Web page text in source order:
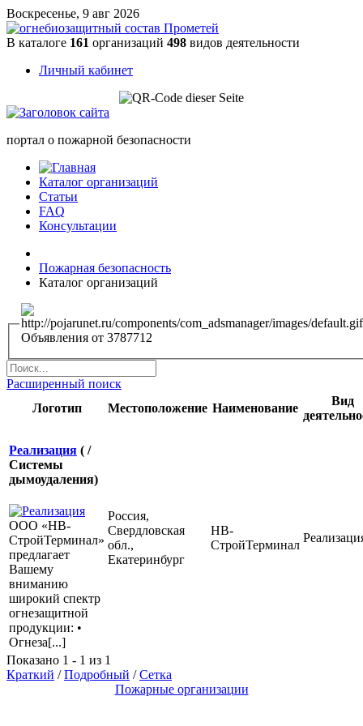
Воскресенье, 9 авг 2026
В каталоге 161 организаций 498 видов деятельности
Личный кабинет
портал о пожарной безопасности
Каталог организаций
Статьи
FAQ
Консультации
Пожарная безопасность
Каталог организаций
Объявления от 3787712
Расширенный поиск
Логотип
Местоположение Наименование
Вид
Реализация ( /
Системы
дымоудаления)
ООО «НВ-
СтройТерминал»
предлагает
Вашему
вниманию
широкий спектр
огнезащитной
продукции: •
Огнеза[...]
Россия,
Свердловская
обл.,
Екатеринбург
НВ-
СтройТерминал
Показано 1 - 1 из 1
Краткий /Подробный /Сетка
Пожарные организации